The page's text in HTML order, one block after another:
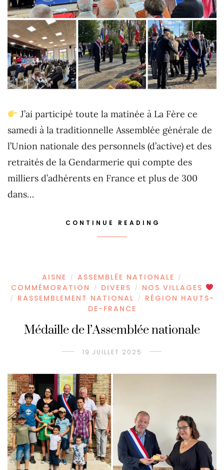
J’ai participé toute la matinée à La Fère ce
samedi à la traditionnelle Assemblée générale de
l’Union nationale des personnels (d’active) et des
retraités de la Gendarmerie qui compte des
milliers d’adhérents en France et plus de 300
dans…
CONTINUE READING
AISNE / ASSEMBLÉE NATIONALE /
COMMÉMORATION / DIVERS / NOS VILLAGES
/ RASSEMBLEMENT NATIONAL /
RÉGION HAUTS-
DE-FRANCE
Médaille de l’Assemblée nationale
19 JUILLET 2025